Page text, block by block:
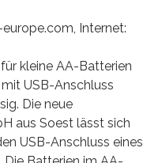
Internet:
kleine AA-Batterien
USB-Anschluss
Die neue
aus Soest lässt sich
USB-Anschluss eines